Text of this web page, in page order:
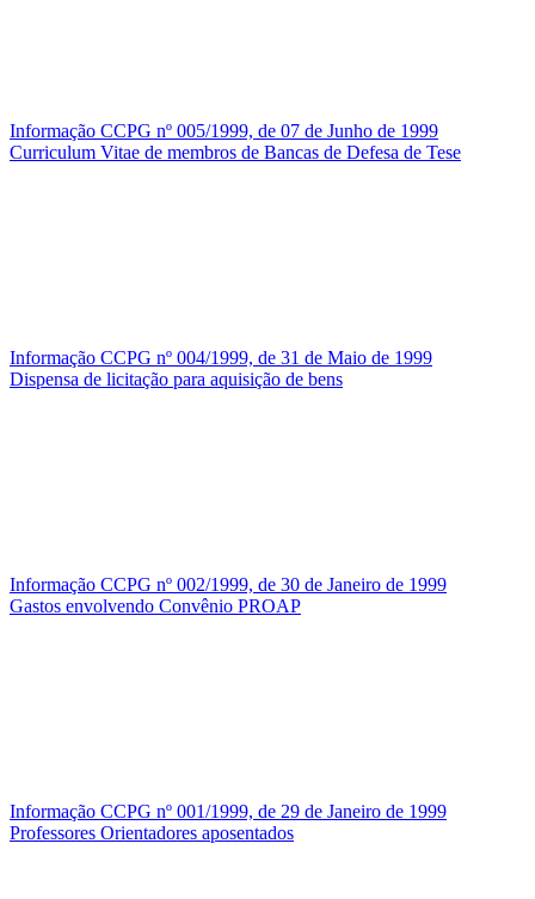
Informação CCPG nº 005/1999, de 07 de Junho de 1999
Curriculum Vitae de membros de Bancas de Defesa de Tese
Informação CCPG nº 004/1999, de 31 de Maio de 1999
Dispensa de licitação para aquisição de bens
Informação CCPG nº 002/1999, de 30 de Janeiro de 1999
Gastos envolvendo Convênio PROAP
Informação CCPG nº 001/1999, de 29 de Janeiro de 1999
Professores Orientadores aposentados